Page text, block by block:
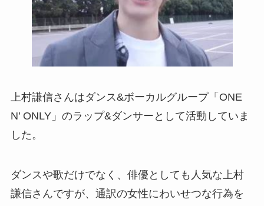
上村謙信さんはダンス&ボーカルグループ「ONE
N’ ONLY」のラップ&ダンサーとして活動していま
した。
ダンスや歌だけでなく、俳優としても人気な上村
謙信さんですが、通訳の女性にわいせつな行為を